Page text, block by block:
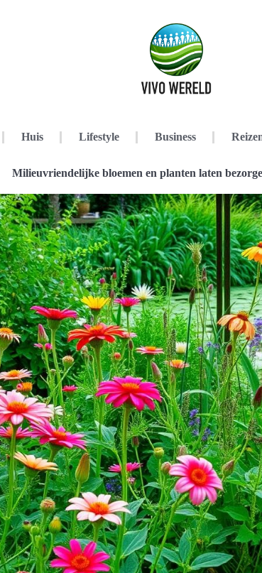
Huis Lifestyle Business
Milieuvriendelijke bloemen en planten laten